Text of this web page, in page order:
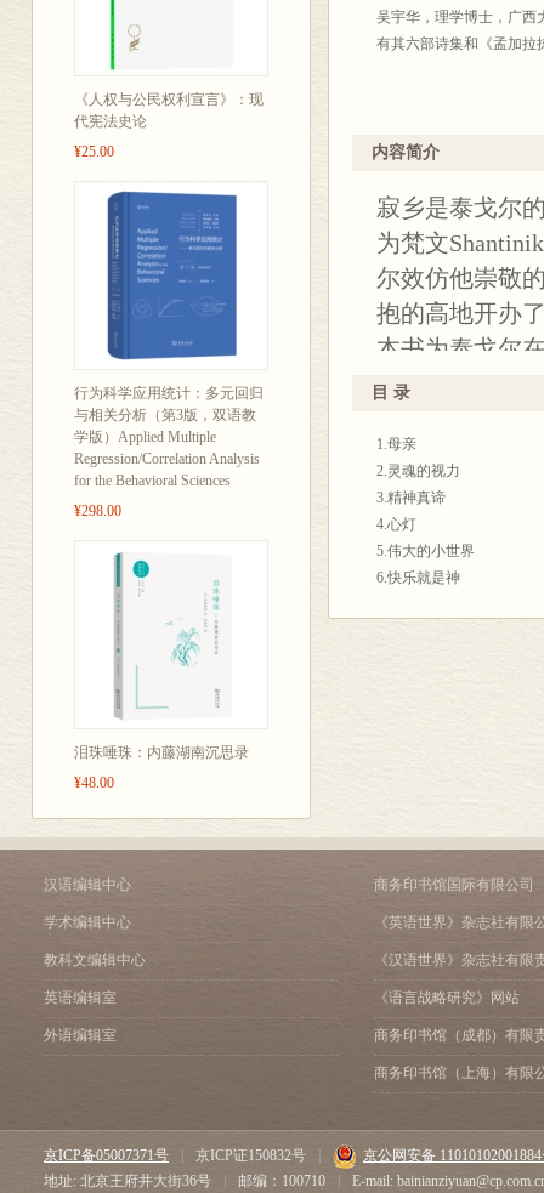
《人权与公民权利宣言》：现
代宪法史论
¥25.00
行为科学应用统计：多元回归
与相关分析（第3版，双语教
学版）Applied Multiple
Regression/Correlation Analysis
for the Behavioral Sciences
¥298.00
泪珠唾珠：内藤湖南沉思录
¥48.00
43 挥霍无度的
46 没有闲暇的
83 世界不仅仅
90 要让年轻
★ 百年经典，
★ 泰戈尔于寂
现其思想世界
★ 回应人类存
★ 一份送给现
★ 英汉对照，
他效仿他崇敬的修行于森
所学校，为孩童和少年提
的深底。在那里，精神生
吧，就像百川终归汇入大
《寂乡沉思录》是泰戈
治、艺术等方面的沉思默
洁的人生观和价值观，保
泰戈尔秉承印度先贤的哲
向爱而行，拥爱而止。他
翻译本书前，我翻阅了泰
小书的翻译打下了比较扎
处，祈望读者不吝指正。
吴宇华
2025年9月20日
于广西大学西校园
吴宇华，理学博士，广西
有其六部诗集和《孟加拉
内容简介
寂乡是泰戈尔
为梵文
尔效仿他崇敬
抱的高地开办
本书为泰戈尔
表达了他对大
价值观，保持
本书原著为
（Thought
目 录
1.母亲
2.灵魂的视力
3.精神真谛
4.心灯
5.伟大的小世界
6.快乐就是神
19.自由与和谐
20.爱的统一
21.从不真到真
22.我们的爱在沉睡
23.在爱中觉醒
24.拯救自己
25.爱的力量
28.协调是真谛
汉语编辑中心
学术编辑中心
教科文编辑中心
英语编辑室
外语编辑室
商务印书馆国际有限公司
《英语世界》杂志社有限
《汉语世界》杂志社有限
《语言战略研究》网站
商务印书馆（成都）有限
商务印书馆（上海）有限
京ICP备05007371号 京ICP证150832号
京公网安备
地址: 北京王府井大街36号
邮编：100710 E-mail: